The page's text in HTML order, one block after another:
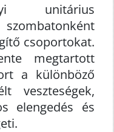
unitárius
csoportokat.
megtartott
a különböző
veszteségek,
elengedés és